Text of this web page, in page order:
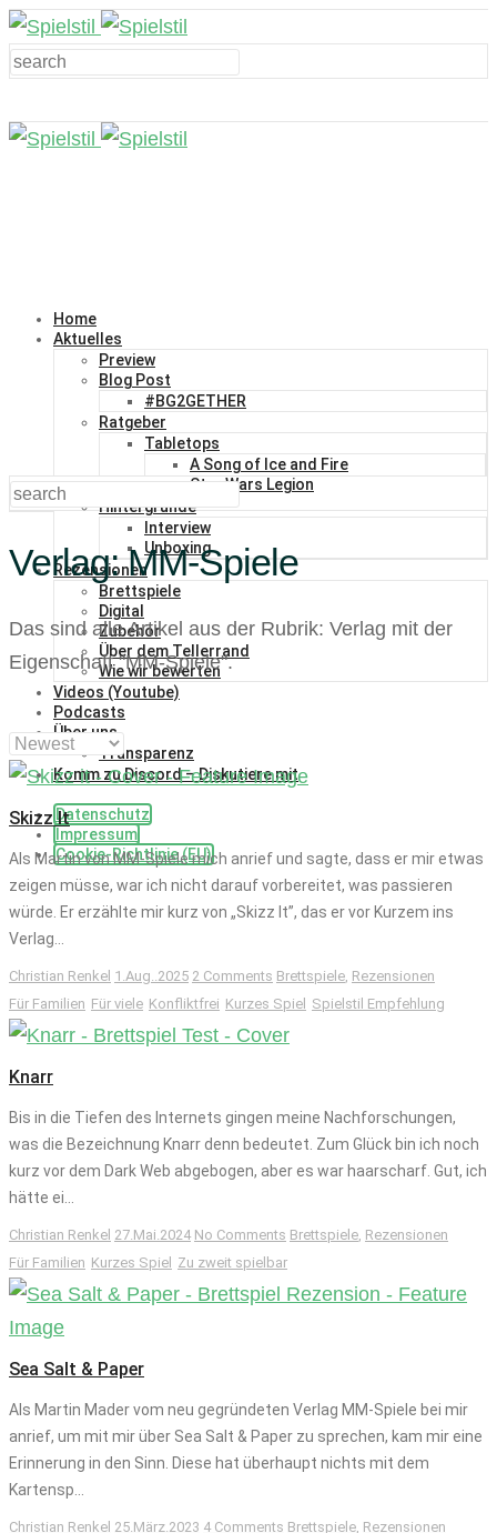
Home
Aktuelles
Preview
Blog Post
#BG2GETHER
Ratgeber
Tabletops
A Song of Ice and Fire
Star Wars Legion
Hintergründe
Interview
Unboxing
Rezensionen
Brettspiele
Digital
Zubehör
Über dem Tellerrand
Wie wir bewerten
Videos (Youtube)
Podcasts
Über uns
Transparenz
Komm zu Discord – Diskutiere mit
Datenschutz
Impressum
Cookie-Richtlinie (EU)
Verlag:MM-Spiele
Das sind alle Artikel aus der Rubrik: Verlag mit der
Eigenschaft "MM-Spiele".
Skizz It
Als Martin von MM-Spiele mich anrief und sagte, dass er mir etwas
zeigen müsse, war ich nicht darauf vorbereitet, was passieren
würde. Er erzählte mir kurz von „Skizz It”, das er vor Kurzem ins
Verlag...
Christian Renkel 1.Aug..2025 2 Comments Brettspiele Rezensionen
Für Familien Für viele Konfliktfrei Kurzes Spiel Spielstil Empfehlung
Knarr
Bis in die Tiefen des Internets gingen meine Nachforschungen,
was die Bezeichnung Knarr denn bedeutet. Zum Glück bin ich noch
kurz vor dem Dark Web abgebogen, aber es war haarscharf. Gut, ich
hätte ei...
Christian Renkel 27.Mai.2024 No Comments Brettspiele, Rezensionen
Für Familien Kurzes Spiel Zu zweit spielbar
Sea Salt & Paper
Als Martin Mader vom neu gegründeten Verlag MM-Spiele bei mir
anrief, um mit mir über Sea Salt & Paper zu sprechen, kam mir eine
Erinnerung in den Sinn. Diese hat überhaupt nichts mit dem
Kartensp...
Christian Renkel 25.März.2023 4 Comments Brettspiele, Rezensionen